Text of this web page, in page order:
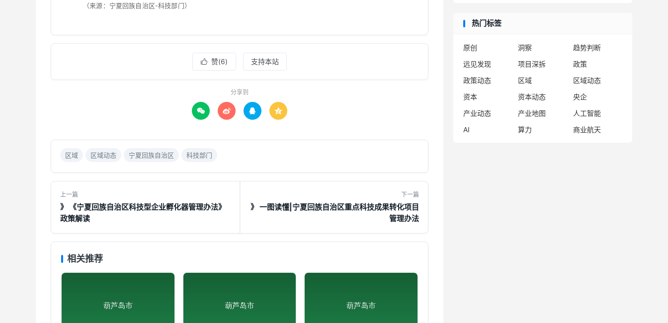
（来源：宁夏回族自治区-科技部门）
 赞(6) 支持本站
分享到
   
区域 区域动态 宁夏回族自治区 科技部门
上一篇
》 《宁夏回族自治区科技型企业孵化器管理办法》
政策解读
下一篇
》 一图读懂|宁夏回族自治区重点科技成果转化项目
管理办法
相关推荐
热门标签
原创 洞察
趋势判断
远见发现
项目深拆
政策
政策动态
区域
区域动态
资本
资本动态
央企
产业动态
产业地图
人工智能
AI
算力 商业航天